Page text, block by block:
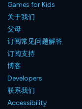
Games for Kids
关于我们
父母
订阅常见问题解答
订阅支持
博客
Developers
联系我们
Accessibility